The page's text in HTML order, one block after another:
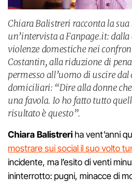
Chiara Balistreri racconta la
un’intervista a Fanpage.it:
violenze domestiche nei
Costantin, alla riduzione di
permesso all’uomo di uscire dal
domiciliari: “Dire alla donne
una favola. Io ho fatto tutto
risultato è questo”.
Chiara Balistreri ha vent’anni
mostrare sui social il suo volto
incidente, ma l’esito di venti
ininterrotto: pugni, minacce di